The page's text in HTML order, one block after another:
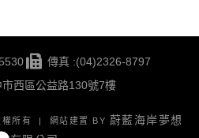
傳真 :(04)2326-8797
西區公益路130號7樓
權所有 | 網站建置 BY 蔚藍海岸夢想